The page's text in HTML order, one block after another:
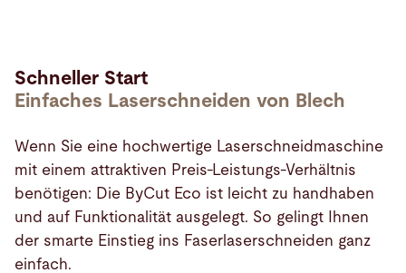
Schneller Start
Einfaches Laserschneiden von Blech
Wenn Sie eine hochwertige Laserschneidmaschine
mit einem attraktiven Preis-Leistungs-Verhältnis
benötigen: Die ByCut Eco ist leicht zu handhaben
und auf Funktionalität ausgelegt. So gelingt Ihnen
der smarte Einstieg ins Faserlaserschneiden ganz
einfach.